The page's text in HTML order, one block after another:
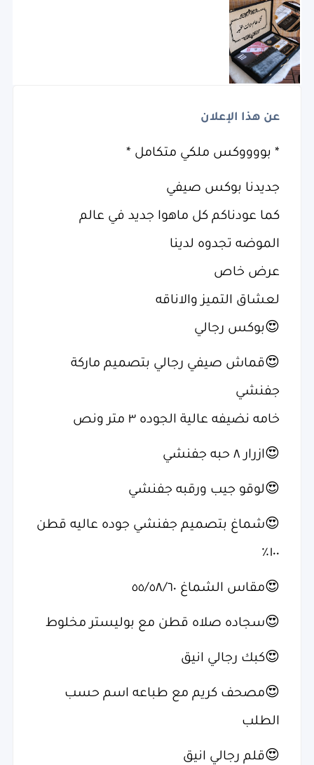
عن هذا الإعلان
* بووووكس ملكي متكامل *
جديدنا بوكس صيفي
كما عودناكم كل ماهوا جديد في عالم
الموضه تجدوه لدينا
عرض خاص
لعشاق التميز والاناقه
😍بوكس رجالي
😍قماش صيفي رجالي بتصميم ماركة
جفنشي
خامه نضيفه عالية الجوده ٣ متر ونص
😍ازرار ٨ حبه جفنشي
😍لوقو جيب ورقبه جفنشي
😍شماغ بتصميم جفنشي جوده عاليه قطن
١٠٠٪؜
😍مقاس الشماغ ٥٥/٥٨/٦٠
😍سجاده صلاه قطن مع بوليستر مخلوط
😍كبك رجالي انيق
😍مصحف كريم مع طباعه اسم حسب
الطلب
😍قلم رجالي انيق